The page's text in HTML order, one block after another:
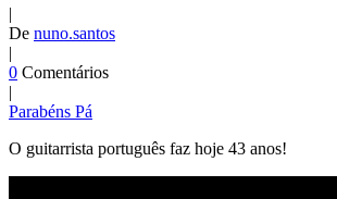
|
De nuno.santos
|
0 Comentários
|
Parabéns Pá
O guitarrista português faz hoje 43 anos!